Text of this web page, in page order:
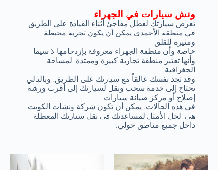
ونش سيارات في الجهراء
تعرض سيارتك لعطل مفاجئ أثناء القيادة على الطريق
في منطقة الأحمدي يمكن أن يكون تجربة محبطة
ومثيرة للقلق
خاصة وأن منطقة الجهراء معروفة بإزدحامها لا سيما
وأنها تعتبر منطقة تجارية كبيرة وممتدة المساحة
الجغرافية
وقد تجد نفسك عالقاً مع سيارتك على الطريق، وبالتالي
تحتاج إلى خدمة سحب ونقل لسيارتك إلى أقرب ورشة
إصلاح أو مركز صيانة سيارات
في هذه الحالات، يمكن أن تكون شركة ونشات الكويت
هي الحل الأمثل لمساعدتك في نقل سيارتك المعطلة
داخل جميع مناطق حولي.